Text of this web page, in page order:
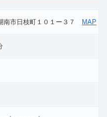
南市日枝町１０１ー３７ MAP